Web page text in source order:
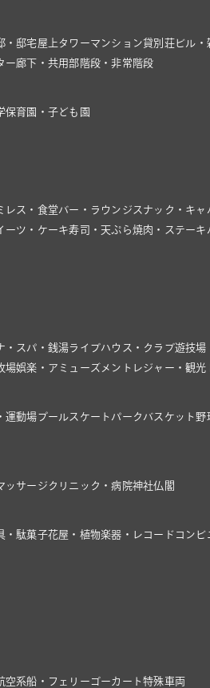
・邸宅屋上タワーマンション貸別荘ビル・
ー廊下・共用部階段・非常階段
保育園・子ども園
レス・食堂バー・ラウンジ スナック・キャ
ーツ・ケーキ寿司・天ぷら焼肉・ステーキ
・スパ・銭湯ライブハウス・クラブ遊技場
場娯楽・アミューズメント レジャー・観光
運動場プールスケートパーク バスケット 野
ッサージ クリニック・病院神社仏閣
・駄菓子花屋・植物楽器・レコード コンビ
空系船・フェリー ゴーカート特殊車両